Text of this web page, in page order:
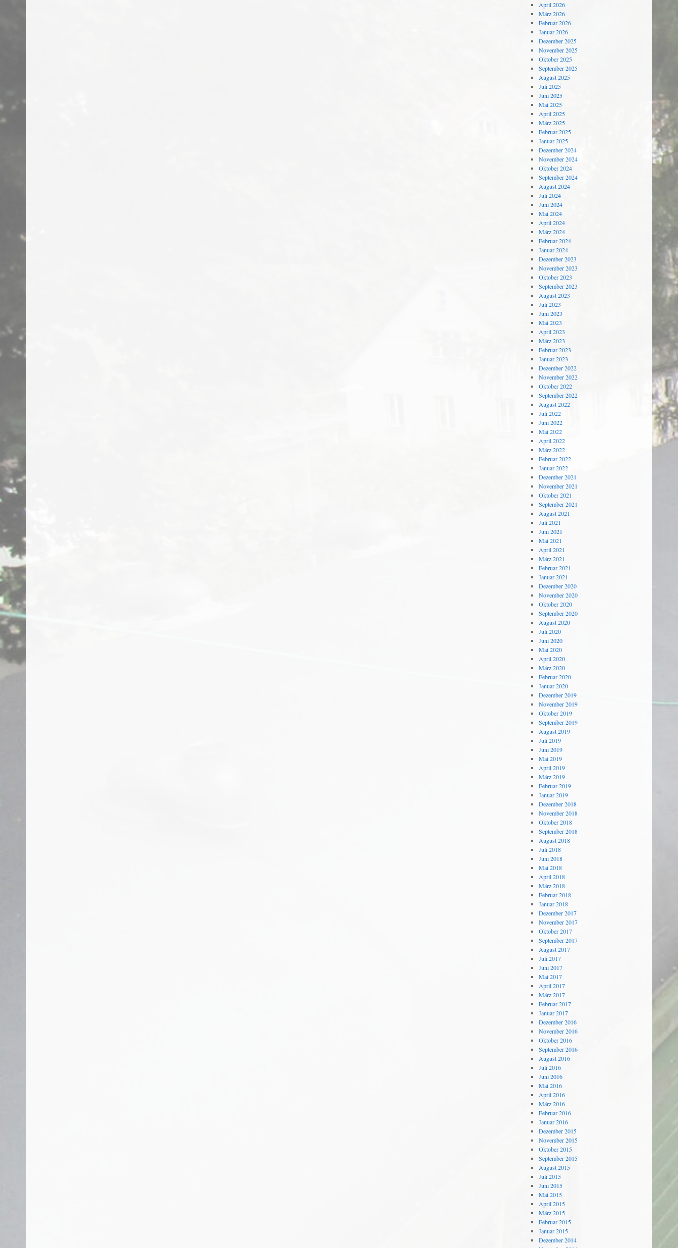
April 2026
März 2026
Februar 2026
Januar 2026
Dezember 2025
November 2025
Oktober 2025
September 2025
August 2025
Juli 2025
Juni 2025
Mai 2025
April 2025
März 2025
Februar 2025
Januar 2025
Dezember 2024
November 2024
Oktober 2024
September 2024
August 2024
Juli 2024
Juni 2024
Mai 2024
April 2024
März 2024
Februar 2024
Januar 2024
Dezember 2023
November 2023
Oktober 2023
September 2023
August 2023
Juli 2023
Juni 2023
Mai 2023
April 2023
März 2023
Februar 2023
Januar 2023
Dezember 2022
November 2022
Oktober 2022
September 2022
August 2022
Juli 2022
Juni 2022
Mai 2022
April 2022
März 2022
Februar 2022
Januar 2022
Dezember 2021
November 2021
Oktober 2021
September 2021
August 2021
Juli 2021
Juni 2021
Mai 2021
April 2021
März 2021
Februar 2021
Januar 2021
Dezember 2020
November 2020
Oktober 2020
September 2020
August 2020
Juli 2020
Juni 2020
Mai 2020
April 2020
März 2020
Februar 2020
Januar 2020
Dezember 2019
November 2019
Oktober 2019
September 2019
August 2019
Juli 2019
Juni 2019
Mai 2019
April 2019
März 2019
Februar 2019
Januar 2019
Dezember 2018
November 2018
Oktober 2018
September 2018
August 2018
Juli 2018
Juni 2018
Mai 2018
April 2018
März 2018
Februar 2018
Januar 2018
Dezember 2017
November 2017
Oktober 2017
September 2017
August 2017
Juli 2017
Juni 2017
Mai 2017
April 2017
März 2017
Februar 2017
Januar 2017
Dezember 2016
November 2016
Oktober 2016
September 2016
August 2016
Juli 2016
Juni 2016
Mai 2016
April 2016
März 2016
Februar 2016
Januar 2016
Dezember 2015
November 2015
Oktober 2015
September 2015
August 2015
Juli 2015
Juni 2015
Mai 2015
April 2015
März 2015
Februar 2015
Januar 2015
Dezember 2014